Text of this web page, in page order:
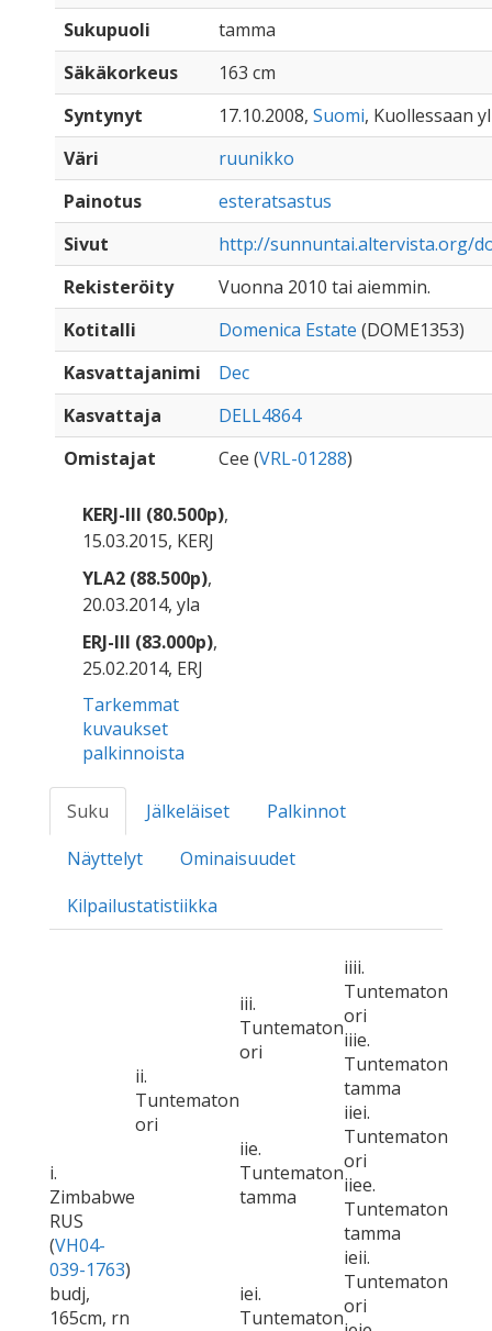
Sukupuoli
tamma
Säkäkorkeus
163 cm
Syntynyt
17.10.2008, Suomi, Kuollessaan
Väri
ruunikko
Painotus
esteratsastus
Sivut
http://sunnuntai.altervista.org/
Rekisteröity
Vuonna 2010 tai aiemmin.
Kotitalli
Domenica Estate (DOME1353)
Kasvattajanimi
Dec
Kasvattaja
DELL4864
Omistajat
Cee (VRL-01288)
KERJ-III (80.500p),
15.03.2015, KERJ
YLA2 (88.500p),
20.03.2014, yla
ERJ-III (83.000p),
25.02.2014, ERJ
Tarkemmat
kuvaukset
palkinnoista
Suku Jälkeläiset
Palkinnot
Näyttelyt
Ominaisuudet
Kilpailustatistiikka
i.
Zimbabwe
RUS
(VH04-
039-1763)
budj,
165cm, rn
ii.
Tuntematon
ori
iii.
Tuntematon
ori
iiii.
Tuntematon
ori
iiie.
Tuntematon
tamma
iie.
Tuntematon
tamma
iiei.
Tuntematon
ori
iiee.
Tuntematon
tamma
iei.
Tuntematon
ieii.
Tuntematon
ori